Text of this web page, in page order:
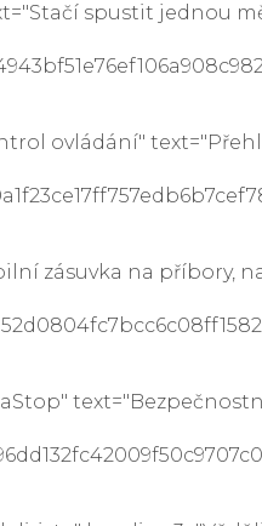
spustit jednou
ovládání"
zásuvka na příbory,